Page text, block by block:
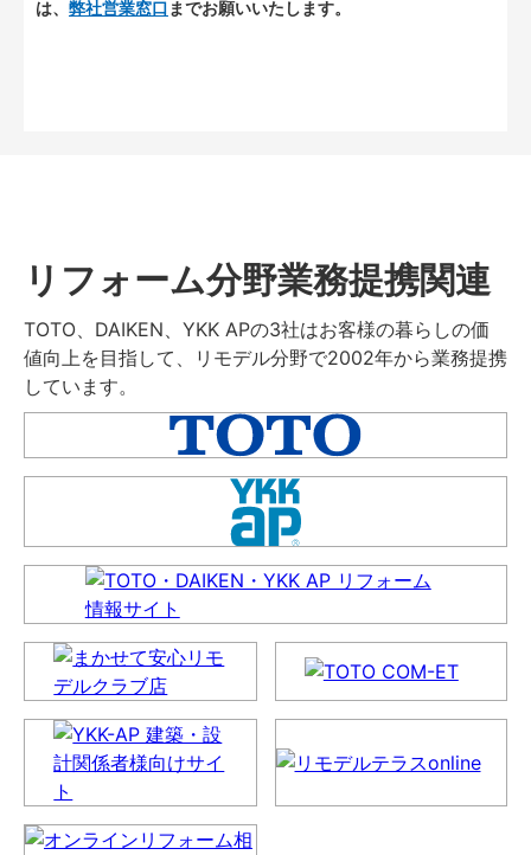
は、 弊社営業窓口 までお願いいたします。
リフォーム分野業務提携関連
TOTO、DAIKEN、YKK APの3社はお客様の暮らしの価
値向上を目指して、リモデル分野で2002年から業務提携
しています。